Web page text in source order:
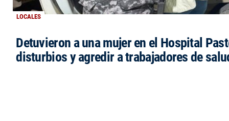
LOCALES
Detuvieron a una mujer en el Hospital
disturbios y agredir a trabajadores de